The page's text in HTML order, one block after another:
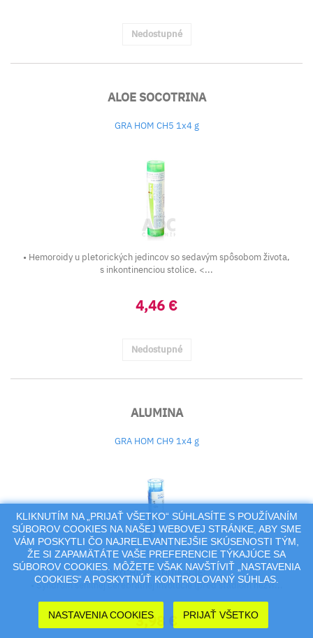
Nedostupné
ALOE SOCOTRINA
GRA HOM CH5 1x4 g
• Hemoroidy u pletorických jedincov so sedavým spôsobom života,
s inkontinenciou stolice. <...
4,46 €
Nedostupné
ALUMINA
GRA HOM CH9 1x4 g
PSYCHICKÉ INDIKÁCIE:
• Syndróm senilnej cerebrálnej involúcie (pred štádiom nezvr...
3,98 €
KLIKNUTÍM NA „PRIJAŤ VŠETKO“ SÚHLASÍTE S POUŽÍVANÍM
SÚBOROV COOKIES NA NAŠEJ WEBOVEJ STRÁNKE, ABY SME
VÁM POSKYTLI ČO NAJRELEVANTNEJŠIE SKÚSENOSTI TÝM,
ŽE SI ZAPAMÄTÁTE VAŠE PREFERENCIE TÝKAJÚCE SA
SÚBOROV COOKIES. MÔŽETE VŠAK NAVŠTÍVIŤ „NASTAVENIA
COOKIES“ A POSKYTNÚŤ KONTROLOVANÝ SÚHLAS.
NASTAVENIA COOKIES PRIJAŤ VŠETKO